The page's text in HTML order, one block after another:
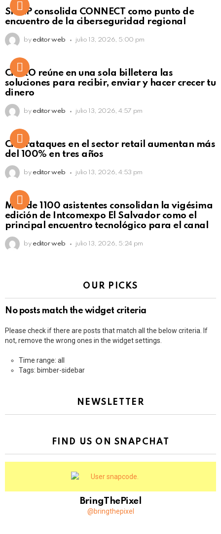
Click to view this post
SISAP consolida CONNECT como punto de
encuentro de la ciberseguridad regional
by editor web julio 13, 2026, 5:00 pm
Not Safe For Work
Click to view this post
CiNKO reúne en una sola billetera las
soluciones para recibir, enviar y hacer crecer tu
dinero
by editor web julio 13, 2026, 4:57 pm
Ciberataques en el sector retail aumentan más
del 100% en tres años
by editor web julio 13, 2026, 4:53 pm
Más de 1100 asistentes consolidan la vigésima
edición de Intcomexpo El Salvador como el
principal encuentro tecnológico para el canal
by editor web julio 13, 2026, 5:24 pm
OUR PICKS
No posts match the widget criteria
Please check if there are posts that match all the below criteria. If
not, remove the wrong ones in the widget settings.
Time range: all
Tags: bimber-sidebar
NEWSLETTER
FIND US ON SNAPCHAT
BringThePixel
@bringthepixel